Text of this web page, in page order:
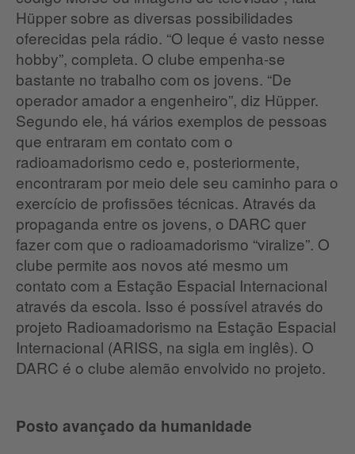
Hüpper sobre as diversas possibilidades
oferecidas pela rádio. “O leque é vasto nesse
hobby”, completa. O clube empenha-se
bastante no trabalho com os jovens. “De
operador amador a engenheiro”, diz Hüpper.
Segundo ele, há vários exemplos de pessoas
que entraram em contato com o
radioamadorismo cedo e, posteriormente,
encontraram por meio dele seu caminho para o
exercício de profissões técnicas. Através da
propaganda entre os jovens, o DARC quer
fazer com que o radioamadorismo “viralize”. O
clube permite aos novos até mesmo um
contato com a Estação Espacial Internacional
através da escola. Isso é possível através do
projeto Radioamadorismo na Estação Espacial
Internacional (ARISS, na sigla em inglês). O
DARC é o clube alemão envolvido no projeto.
Posto avançado da humanidade